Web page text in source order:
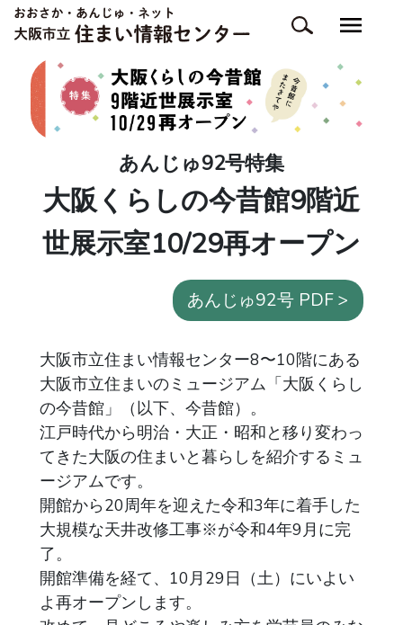
あんじゅ92号特集
大阪くらしの今昔館9階近
世展示室10/29再オープン
あんじゅ92号 PDF >
大阪市立住まい情報センター8〜10階にある
大阪市立住まいのミュージアム「大阪くらし
の今昔館」（以下、今昔館）。
江戸時代から明治・大正・昭和と移り変わっ
てきた大阪の住まいと暮らしを紹介するミュ
ージアムです。
開館から20周年を迎えた令和3年に着手した
大規模な天井改修工事※が令和4年9月に完
了。
開館準備を経て、10月29日（土）にいよい
よ再オープンします。